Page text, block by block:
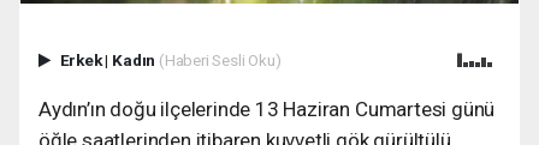
Erkek| Kadın (Haberi Sesli Oku)
Aydın’ın doğu ilçelerinde 13 Haziran Cumartesi günü
öğle saatlerinden itibaren kuvvetli gök gürültülü